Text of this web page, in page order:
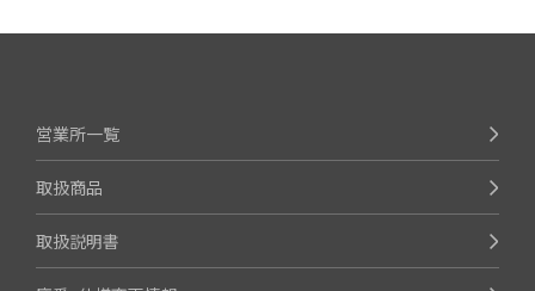
営業所一覧
取扱商品
取扱説明書